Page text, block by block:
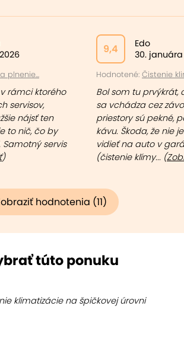
plnenie...
rámci ktorého
servisov,
nájsť ten
to nič, čo by
Samotný servis
)
9,4
Edo
30.
Hodnotené: Čistenie
Bol som tu prvýkrát,
sa vchádza cez
priestory sú pekné,
kávu. Škoda, že nie
vidieť na auto v
(čistenie klímy... (
hodnotenia (11)
túto ponuku
klimatizácie na špičkovej úrovni